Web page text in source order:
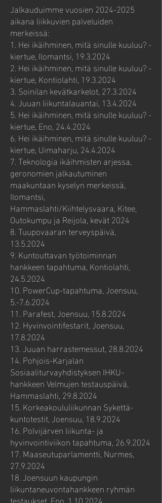
Jalkauduimme vuosien2024-2025
aikana liikkuvien palveluiden
merkeissä:
1. Hei ikäihminen, mitä sinulle kuuluu? -
kiertue, Ilomantsi, 19.3.2024
2. Hei ikäihminen, mitä sinulle kuuluu? -
kiertue, Kontiolahti, 19.3.2024
3. Soinilan kevätkarkelot,27.3.2024
4. Juuan liikuntalauantai, 13.4.2024
5. Hei ikäihminen, mitä sinulle kuuluu? -
kiertue, Eno,24.4.2024
6. Hei ikäihminen, mitä sinulle kuuluu? -
kiertue, Uimaharju,24.4.2024
7. Teknologia ikäihmisten arjessa,
geronomien jalkautuminen
maakuntaan kyselyn merkeissä,
Ilomantsi,
Hammaslahti/Kiihtelysvaara, Kitee,
Outokumpu ja Reijola, kevät 2024
8. Tuupovaaran terveyspäivä,
13.5.2024
9. Kuntouttavan työtoiminnan
hankkeen tapahtuma, Kontiolahti,
24.5.2024
10. PowerCup-tapahtuma, Joensuu,
5.-7.6.2024
11. Parafest, Joensuu, 15.8.2024
12. Hyvinvointifestarit, Joensuu,
17.8.2024
13. Juuan harrastemessut,28.8.2024
14. Pohjois-Karjalan
Sosiaaliturvayhdistyksen IHKU-
hankkeen Velmujen testauspäivä,
Hammaslahti,29.8.2024
15. Korkeakoululiikunnan Sykettä-
kuntotestit, Joensuu, 18.9.2024
16. Polvijärven liikunta- ja
hyvinvointiviikon tapahtuma,26.9.2024
17. Maaseutuparlamentti, Nurmes,
27.9.2024
18. Joensuun kaupungin
liikuntaneuvontahankkeen ryhmän
testaukset, Eno, 1.10.2024